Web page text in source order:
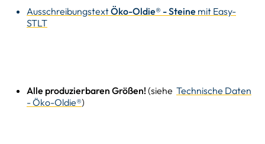
AusschreibungstextÖko-Oldie® - Steine mit Easy-
STLT
Alle produzierbaren Größen! (siehe Technische Daten
- Öko-Oldie®)